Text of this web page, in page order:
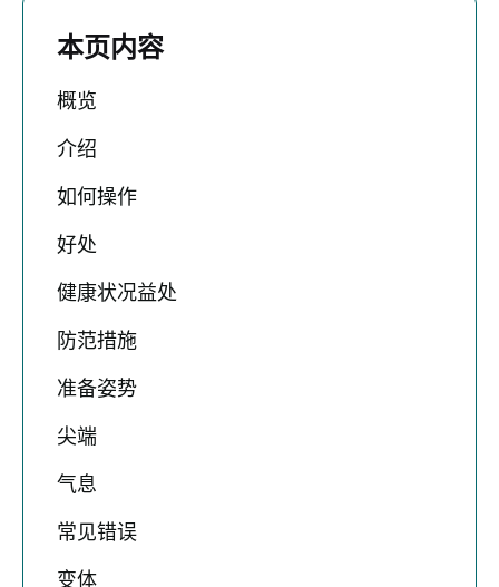
本页内容
概览
介绍
如何操作
好处
健康状况益处
防范措施
准备姿势
尖端
气息
常见错误
变体